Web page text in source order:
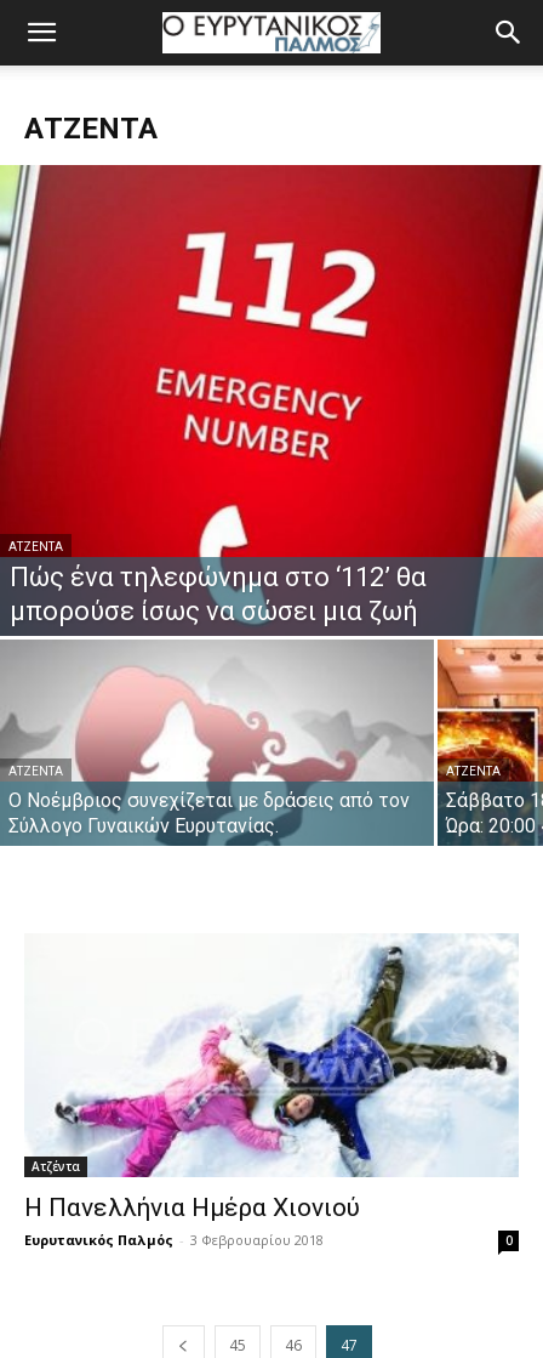
ΑΤΖΈΝΤΑ
ΑΤΖΈΝΤΑ
Πώς ένα τηλεφώνημα στο ‘112’ θα
μπορούσε ίσως να σώσει μια ζωή
ΑΤΖΈΝΤΑ
Ο Νοέμβριος συνεχίζεται με δράσεις από τον
Σύλλογο Γυναικών Ευρυτανίας.
ΑΤΖΈΝΤΑ
Σάββατο
Ώρα: 20:00
Ατζέντα
Η Πανελλήνια Ημέρα Χιονιού
Ευρυτανικός Παλμός - 3 Φεβρουαρίου 2018 0
45 46 47